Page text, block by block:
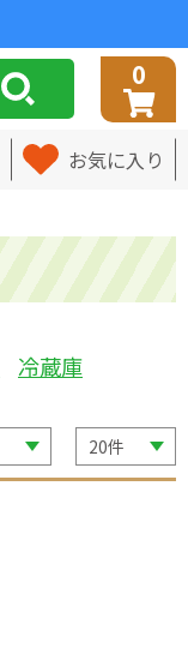
0
お気に入り
冷蔵庫